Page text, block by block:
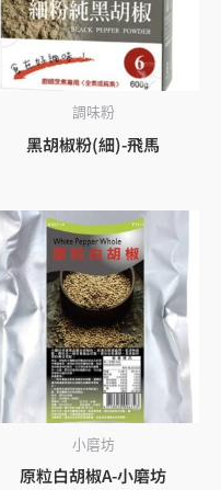
調味粉
黑胡椒粉(細)-飛馬
小磨坊
原粒白胡椒A-小磨坊